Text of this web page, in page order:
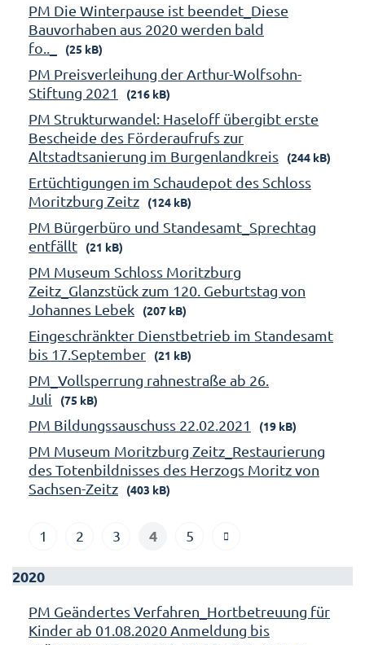
PM Die Winterpause ist beendet_Diese
Bauvorhaben aus 2020 werden bald
fo.._
(25 kB)
PM Preisverleihung der Arthur-Wolfsohn-
Stiftung 2021
(216 kB)
PM Strukturwandel: Haseloff übergibt erste
Bescheide des Förderaufrufs zur
Altstadtsanierung im Burgenlandkreis
(244 kB)
Ertüchtigungen im Schaudepot des Schloss
Moritzburg Zeitz
(124 kB)
PM Bürgerbüro und Standesamt_Sprechtag
entfällt
(21 kB)
PM Museum Schloss Moritzburg
Zeitz_Glanzstück zum 120. Geburtstag von
Johannes Lebek
(207 kB)
Eingeschränkter Dienstbetrieb im Standesamt
bis 17.September
(21 kB)
PM_Vollsperrung rahnestraße ab 26.
Juli
(75 kB)
PM Bildungssauschuss 22.02.2021 (19 kB)
PM Museum Moritzburg Zeitz_Restaurierung
des Totenbildnisses des Herzogs Moritz von
Sachsen-Zeitz
(403 kB)
1 2 3 4 5
2020
PM Geändertes Verfahren_Hortbetreuung für
Kinder ab 01.08.2020 Anmeldung bis